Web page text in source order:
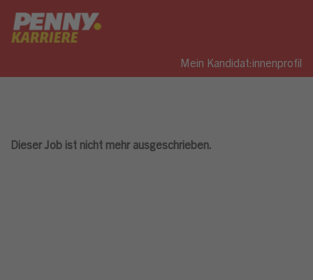
Mein Kandidat:innenprofil
Dieser Job ist nicht mehr ausgeschrieben.